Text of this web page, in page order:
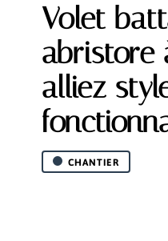
Volet
abristore
alliez
CHANTIER